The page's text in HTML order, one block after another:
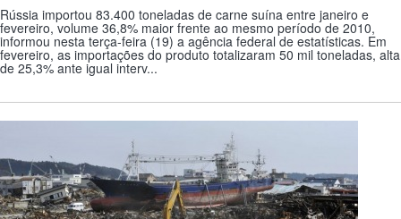
Rússia importou 83.400 toneladas de carne suína entre janeiro e
fevereiro, volume 36,8% maior frente ao mesmo período de 2010,
informou nesta terça-feira (19) a agência federal de estatísticas. Em
fevereiro, as importações do produto totalizaram 50 mil toneladas, alta
de 25,3% ante igual interv...